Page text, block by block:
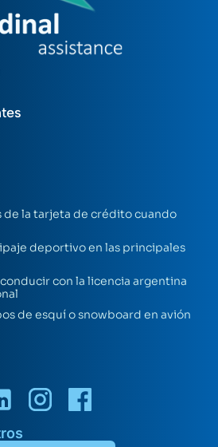
la tarjeta de crédito cuando
deportivo en las principales
con la licencia argentina
de esquí o snowboard en avión